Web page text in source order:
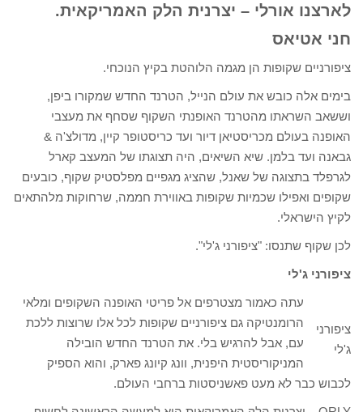
לארצנו אורלי – יצרנית הלק האמריקאית.
חני אטיאס
ציפורניים שקופות הן מגמה הלוהטת בקיץ הנוכחי.
בימים אלה כובש את עולם הנייל, הטרנד החדש שמקורו ביפן,
וששאב השראתו מהטרנד האופנתי השקוף שסחף את מעצבי
האופנה בעולם מכריסטיאן דיור ועד כריסטופר קיין, מדולצ'ה &
גבאנה ועד בלמן. שיא השיאים, היה תצוגתו של המעצב קארל
לגרפלד בתצוגה של שאנל, שהציג מגפיים מפלסטיק שקוף, כובעים
שקופים ואפילו שכמיות שקופות באווירת חממה, שרחוקות מלהתאים
לקיץ הישראלי.
לכן שקוף שתנסו: "ציפורני ג'לי".
ציפורני ג'לי
ציפורני
ג'לי
עתה כאמור מצטרפים אל פריטי האופנה השקופים ומלאי
הרומנטיקה גם ציפורניים שקופות לכל אלו שרוצות ללכת
עם, אבל להרגיש בלי. את הטרנד החדש הובילה
המניקוריסטית היפנית, וונג קיונג פארק, והוא הספיק
לכבוש כבר לא מעט פאשניסטות ברחבי העולם.